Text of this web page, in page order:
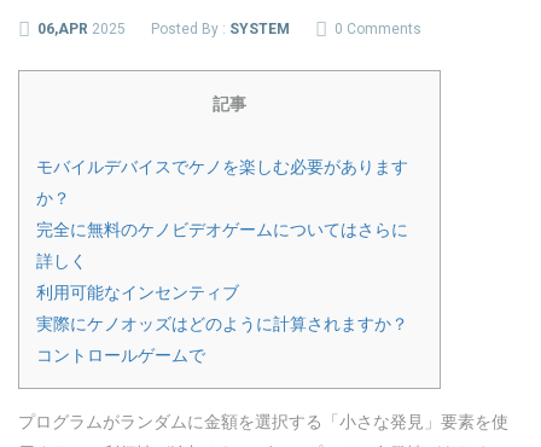
06,APR 2025 Posted By : SYSTEM 0 Comments
記事
モバイルデバイスでケノを楽しむ必要があります
か？
完全に無料のケノビデオゲームについてはさらに
詳しく
利用可能なインセンティブ
実際にケノオッズはどのように計算されますか？
コントロールゲームで
プログラムがランダムに金額を選択する「小さな発見」要素を使